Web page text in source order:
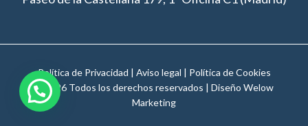
Política de Privacidad | Aviso legal | Política de Cookies
© 2026 Todos los derechos reservados | Diseño Welow
Marketing